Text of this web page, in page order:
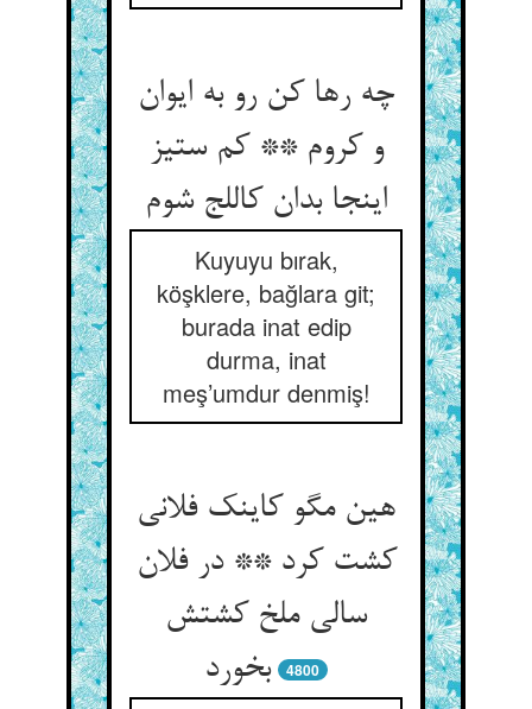
چه رها کن رو به ایوان
و کروم ** کم ستیز
اینجا بدان کاللج شوم
Kuyuyu bırak,
köşklere, bağlara git;
burada inat edip
durma, inat
meş’umdur denmiş!
هین مگو کاینک فلانی
کشت کرد ** در فلان
سالی ملخ کشتش
بخورد
4800